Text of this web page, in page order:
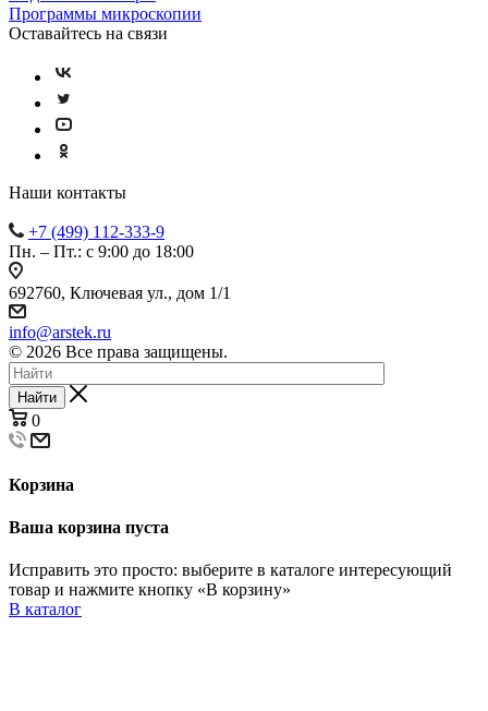
Программы микроскопии
Оставайтесь на связи
Наши контакты
+7 (499) 112-333-9
Пн. – Пт.: с 9:00 до 18:00
692760, Ключевая ул., дом 1/1
info@arstek.ru
© 2026 Все права защищены.
Найти
0
Корзина
Ваша корзина пуста
Исправить это просто: выберите в каталоге интересующий
товар и нажмите кнопку «В корзину»
В каталог